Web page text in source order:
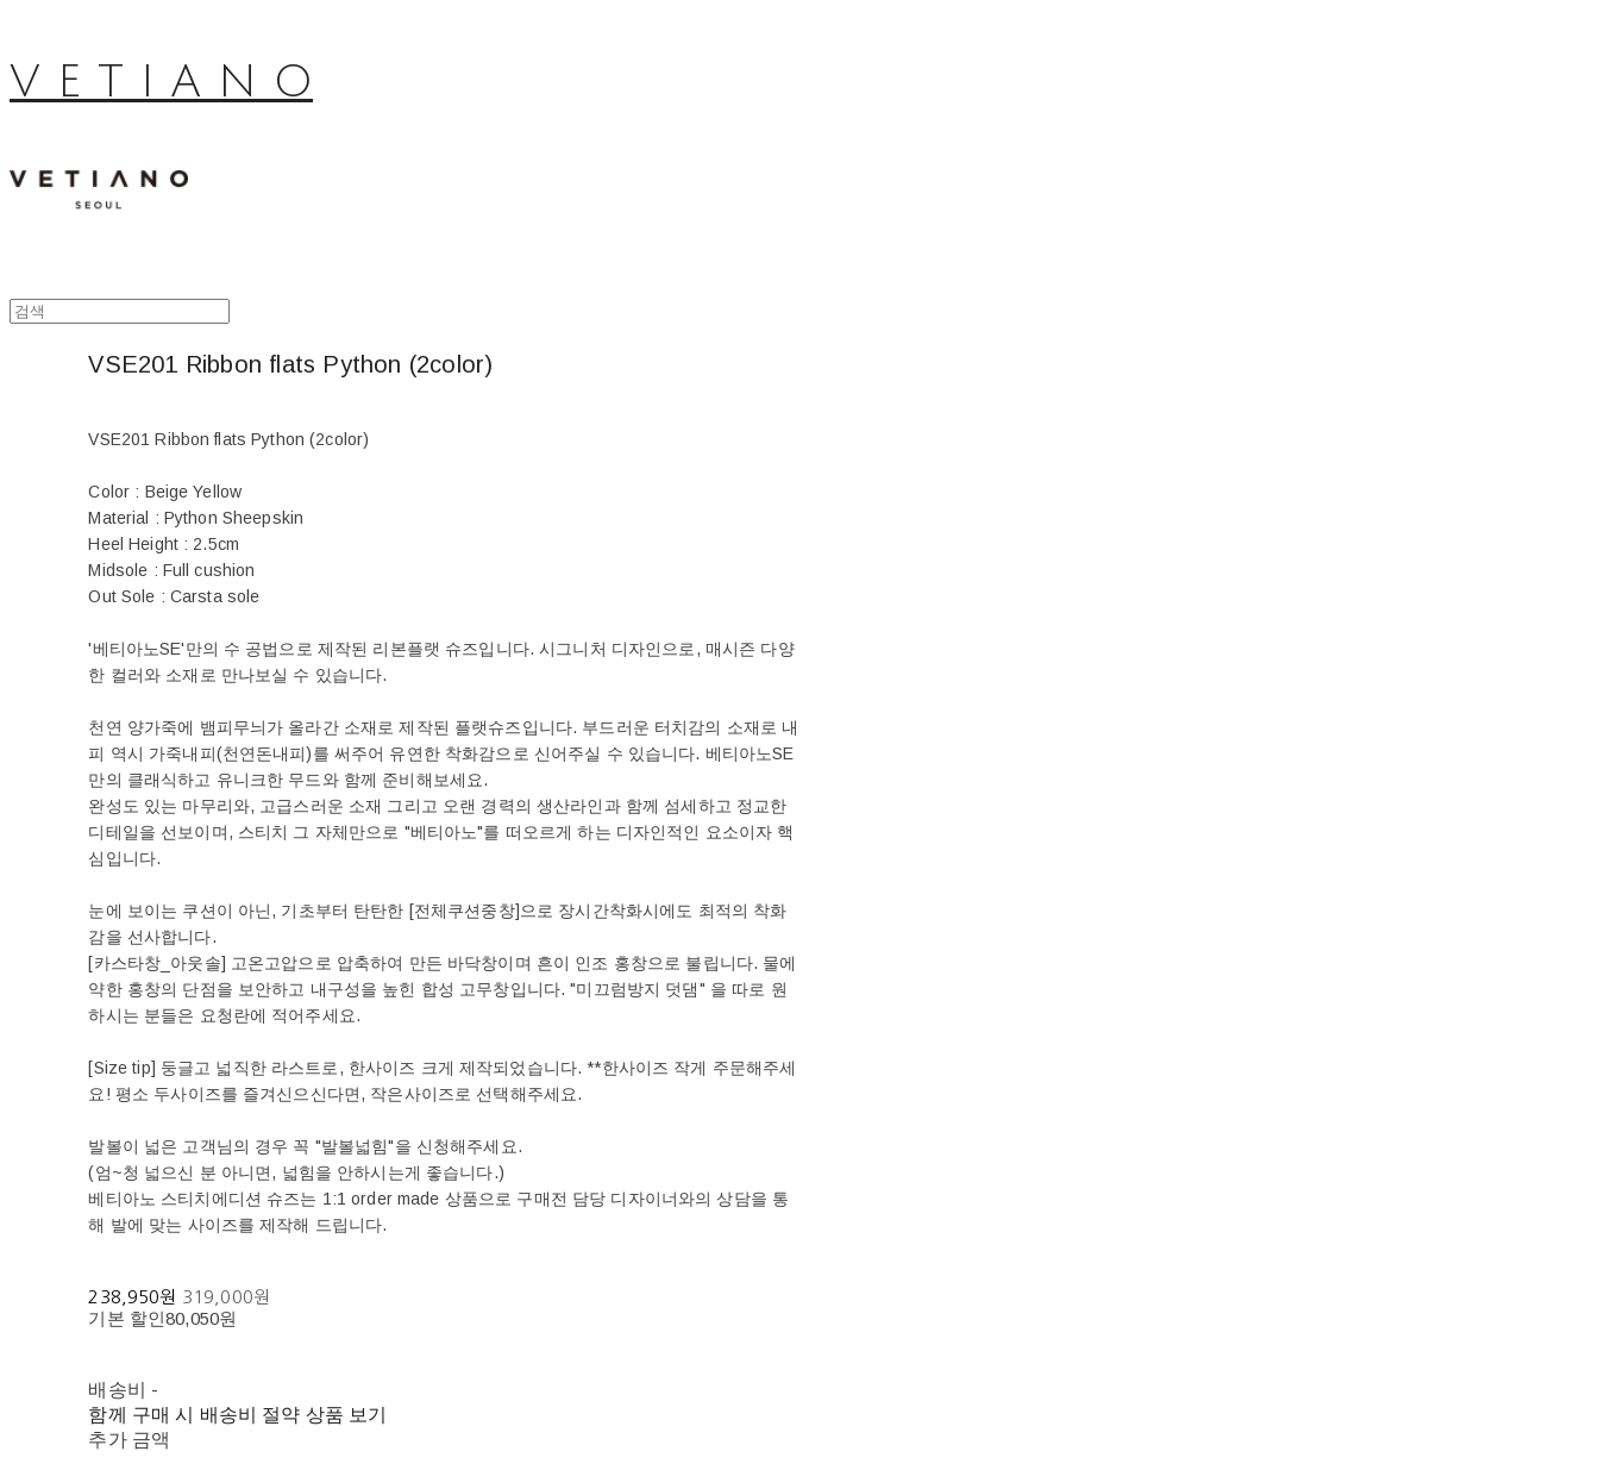
V E T I A N O
VSE201 Ribbon flats Python (2color)
VSE201 Ribbon flats Python (2color)
Color : Beige Yellow
Material : Python Sheepskin
Heel Height : 2.5cm
Midsole : Full cushion
Out Sole : Carsta sole
'베티아노SE'만의 수 공법으로 제작된 리본플랫 슈즈입니다. 시그니처 디자인으로, 매시즌 다양
한 컬러와 소재로 만나보실 수 있습니다.
천연 양가죽에 뱀피무늬가 올라간 소재로 제작된 플랫슈즈입니다. 부드러운 터치감의 소재로 내
피 역시 가죽내피(천연돈내피)를 써주어 유연한 착화감으로 신어주실 수 있습니다. 베티아노SE
만의 클래식하고 유니크한 무드와 함께 준비해보세요.
완성도 있는 마무리와, 고급스러운 소재 그리고 오랜 경력의 생산라인과 함께 섬세하고 정교한
디테일을 선보이며, 스티치 그 자체만으로 "베티아노"를 떠오르게 하는 디자인적인 요소이자 핵
심입니다.
눈에 보이는 쿠션이 아닌, 기초부터 탄탄한 [전체쿠션중창]으로 장시간착화시에도 최적의 착화
감을 선사합니다.
[카스타창_아웃솔] 고온고압으로 압축하여 만든 바닥창이며 흔이 인조 홍창으로 불립니다. 물에
약한 홍창의 단점을 보안하고 내구성을 높힌 합성 고무창입니다. "미끄럼방지 덧댐" 을 따로 원
하시는 분들은 요청란에 적어주세요.
[Size tip] 둥글고 넓직한 라스트로, 한사이즈 크게 제작되었습니다. **한사이즈 작게 주문해주세
요! 평소 두사이즈를 즐겨신으신다면, 작은사이즈로 선택해주세요.
발볼이 넓은 고객님의 경우 꼭 "발볼넓힘"을 신청해주세요.
(엄~청 넓으신 분 아니면, 넓힘을 안하시는게 좋습니다.)
베티아노 스티치에디션 슈즈는 1:1 order made 상품으로 구매전 담당 디자이너와의 상담을 통
해 발에 맞는 사이즈를 제작해 드립니다.
238,950원 319,000원
기본 할인80,050원
배송비 -
함께 구매 시 배송비 절약 상품 보기
추가 금액